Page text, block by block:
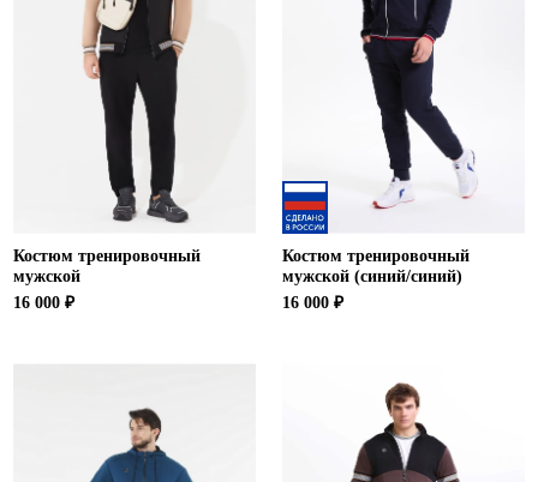
Ханты-Мансийский автономный округ (3)
Челябинская область (2)
Ямало-Ненецкий автономный округ (1)
Ярославская область (1)
Костюм тренировочный
мужской
16 000 ₽
Костюм тренировочный
мужской (синий/синий)
16 000 ₽